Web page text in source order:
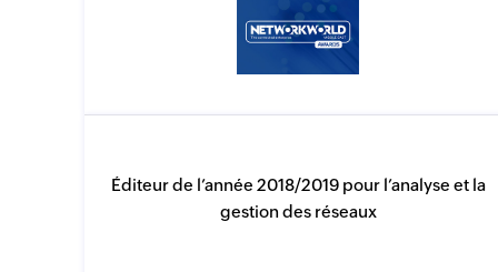
Éditeur de l’année 2018/2019 pour l’analyse et la
gestion des réseaux